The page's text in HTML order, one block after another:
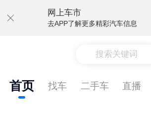
网上车市
去APP了解更多精彩汽车信息
搜索关键词
首页 找车 二手车 直播